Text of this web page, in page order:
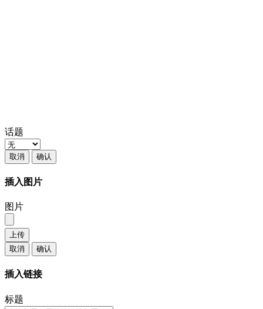
话题
取消 确认
插入图片
图片
上传
取消
确认
插入链接
标题